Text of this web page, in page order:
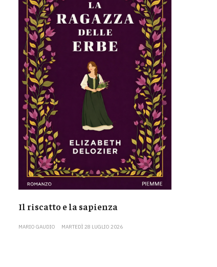
Il riscatto e la sapienza
MARIO GAUDIO MARTEDÌ 28 LUGLIO 2026